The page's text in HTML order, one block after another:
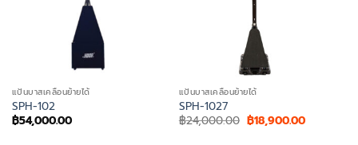
แป้นบาสเคลื่อนย้ายได้
SPH-102
฿54,000.00
แป้นบาสเคลื่อนย้ายได้
SPH-1027
฿24,000.00 Original
price
฿18,900.00Current